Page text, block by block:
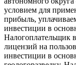
условием для
прибыль,
инвестиции в
Налогоплательщик
лицензий на
инвестиции в